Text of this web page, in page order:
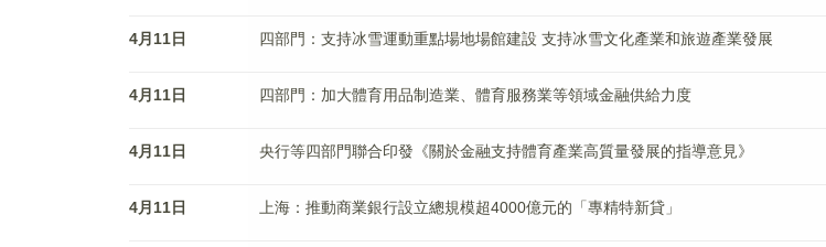
4月11日 四部門：支持冰雪運動重點場地場館建設 支持冰雪文化產業和旅遊產業發展
4月11日 四部門：加大體育用品制造業、體育服務業等領域金融供給力度
4月11日 央行等四部門聯合印發《關於金融支持體育產業高質量發展的指導意見》
4月11日 上海：推動商業銀行設立總規模超4000億元的「專精特新貸」